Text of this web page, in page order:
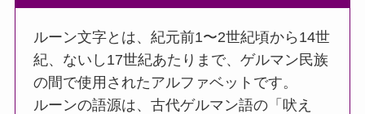
ルーン文字とは、紀元前1〜2世紀頃から14世
紀、ないし17世紀あたりまで、ゲルマン民族
の間で使用されたアルファベットです。
ルーンの語源は、古代ゲルマン語の「吠え